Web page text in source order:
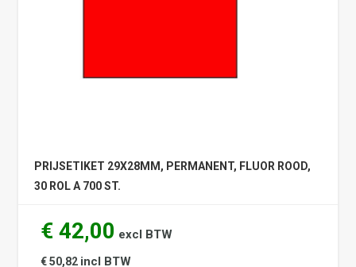
PRIJSETIKET 29X28MM, PERMANENT, FLUOR ROOD,
30 ROL A 700 ST.
€ 42,00 excl BTW
€ 50,82 incl BTW